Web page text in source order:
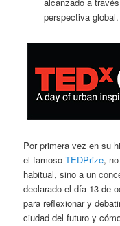
perspectiva
Por primera vez en su
el famosoTEDPrize,
habitual, sino a un
declarado el día 13 de
para reflexionar y
ciudad del futuro y